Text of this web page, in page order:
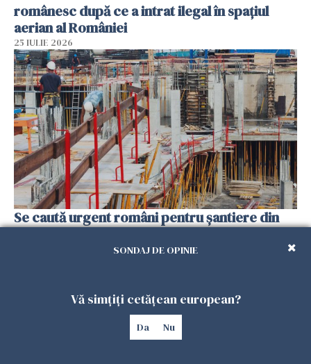
românesc după ce a intrat ilegal în spațiul
aerian al României
25 IULIE 2026
Se caută urgent români pentru șantiere din
Marea Britanie. Salarii de până la 29 de lire pe
SONDAJ DE OPINIE
Vă simțiți cetățean european?
Da Nu